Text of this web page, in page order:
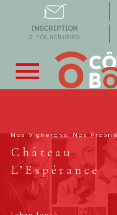
INSCRIPTION
à nos actualités
Nos Vignerons, Nos
Château
L’Espérance